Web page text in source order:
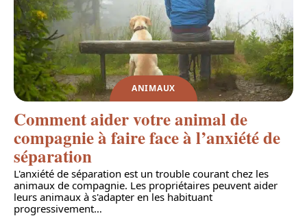
ANIMAUX
Comment aider votre animal de
compagnie à faire face à l’anxiété de
séparation
L'anxiété de séparation est un trouble courant chez les
animaux de compagnie. Les propriétaires peuvent aider
leurs animaux à s'adapter en les habituant
progressivement…